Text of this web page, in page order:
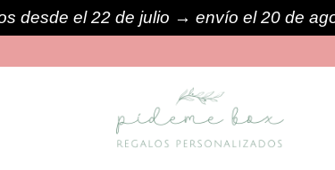
desde el 22 de julio → envío el 20 de